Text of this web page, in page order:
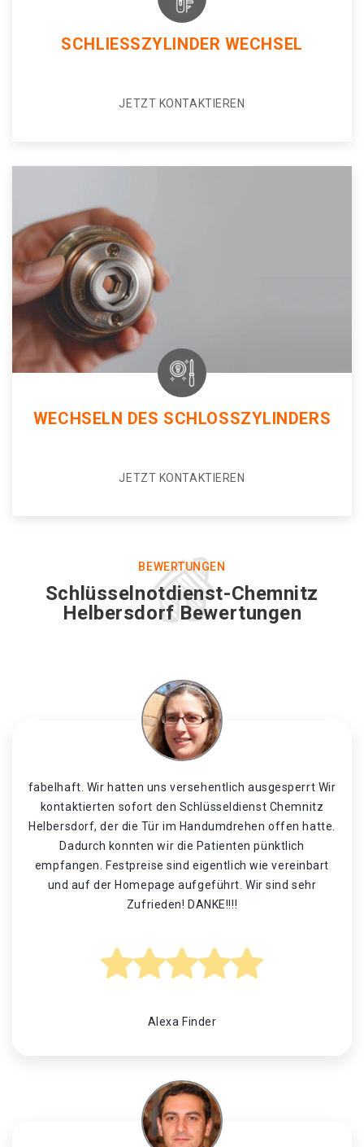
SCHLIESSZYLINDER WECHSEL
JETZT KONTAKTIEREN
WECHSELN DES SCHLOSSZYLINDERS
JETZT KONTAKTIEREN
BEWERTUNGEN
Schlüsselnotdienst-Chemnitz
Helbersdorf Bewertungen
fabelhaft. Wir hatten uns versehentlich ausgesperrt Wir
kontaktierten sofort den Schlüsseldienst Chemnitz
Helbersdorf, der die Tür im Handumdrehen offen hatte.
Dadurch konnten wir die Patienten pünktlich
empfangen. Festpreise sind eigentlich wie vereinbart
und auf der Homepage aufgeführt. Wir sind sehr
Zufrieden! DANKE!!!!
Alexa Finder